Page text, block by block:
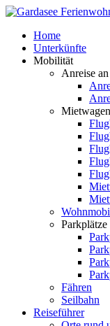
Home
Unterkünfte
Mobilität
Anreise
Mietwagen
Parkplätze
Fähren
Seilbahn
Reiseführer